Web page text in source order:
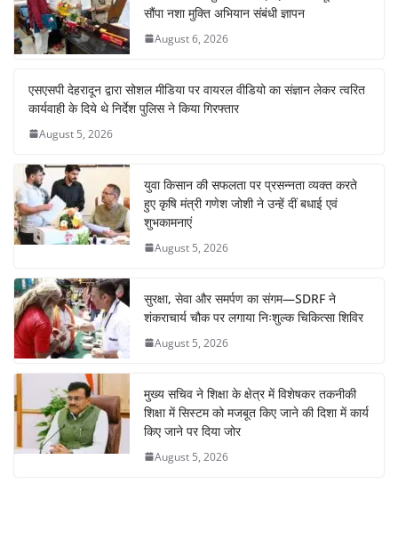
सौंपा नशा मुक्ति अभियान संबंधी ज्ञापन
August 6, 2026
एसएसपी देहरादून द्वारा सोशल मीडिया पर वायरल वीडियो का संज्ञान लेकर त्वरित
कार्यवाही के दिये थे निर्देश पुलिस ने किया गिरफ्तार
August 5, 2026
युवा किसान की सफलता पर प्रसन्नता व्यक्त करते
हुए कृषि मंत्री गणेश जोशी ने उन्हें दीं बधाई एवं
शुभकामनाएं
August 5, 2026
सुरक्षा, सेवा और समर्पण का संगम—SDRF ने
शंकराचार्य चौक पर लगाया निःशुल्क चिकित्सा शिविर
August 5, 2026
मुख्य सचिव ने शिक्षा के क्षेत्र में विशेषकर तकनीकी
शिक्षा में सिस्टम को मजबूत किए जाने की दिशा में कार्य
किए जाने पर दिया जोर
August 5, 2026